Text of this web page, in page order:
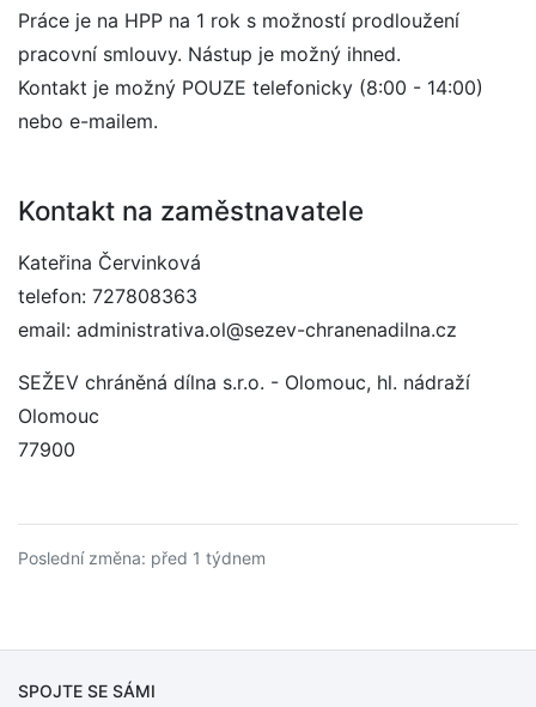
Práce je na HPP na 1 rok s možností prodloužení
pracovní smlouvy. Nástup je možný ihned.
Kontakt je možný POUZE telefonicky (8:00 - 14:00)
nebo e-mailem.
Kontakt na zaměstnavatele
Kateřina Červinková
telefon: 727808363
email: administrativa.ol@sezev-chranenadilna.cz
SEŽEV chráněná dílna s.r.o. - Olomouc, hl. nádraží
Olomouc
77900
Poslední změna: před 1 týdnem
SPOJTE SE SÁMI